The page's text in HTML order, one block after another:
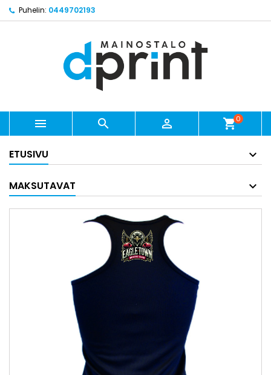
Puhelin: 0449702193
   shopping_cart0
ETUSIVU
MAKSUTAVAT